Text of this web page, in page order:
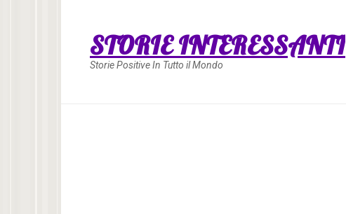
STORIE INTERESSANTI
Storie Positive In Tutto il Mondo